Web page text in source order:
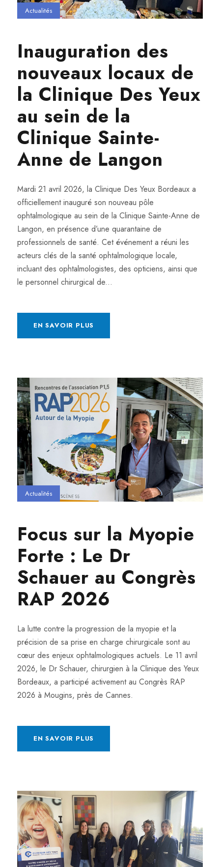
Actualités
Inauguration des
nouveaux locaux de
la Clinique Des Yeux
au sein de la
Clinique Sainte-
Anne de Langon
Mardi 21 avril 2026, la Clinique Des Yeux Bordeaux a
officiellement inauguré son nouveau pôle
ophtalmologique au sein de la Clinique Sainte-Anne de
Langon, en présence d’une quarantaine de
professionnels de santé. Cet événement a réuni les
acteurs clés de la santé ophtalmologique locale,
incluant des ophtalmologistes, des opticiens, ainsi que
le personnel chirurgical de...
EN SAVOIR PLUS
Actualités
Focus sur la Myopie
Forte : Le Dr
Schauer au Congrès
RAP 2026
La lutte contre la progression de la myopie et la
précision de sa prise en charge chirurgicale sont au
cœur des enjeux ophtalmologiques actuels. Le 11 avril
2026, le Dr Schauer, chirurgien à la Clinique des Yeux
Bordeaux, a participé activement au Congrès RAP
2026 à Mougins, près de Cannes.
EN SAVOIR PLUS